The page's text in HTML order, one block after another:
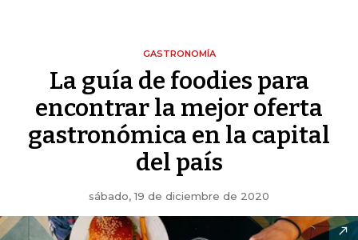
GASTRONOMÍA
La guía de foodies para
encontrar la mejor oferta
gastronómica en la capital
del país
sábado, 19 de diciembre de 2020